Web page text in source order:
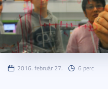
2016. február 27. 6 perc